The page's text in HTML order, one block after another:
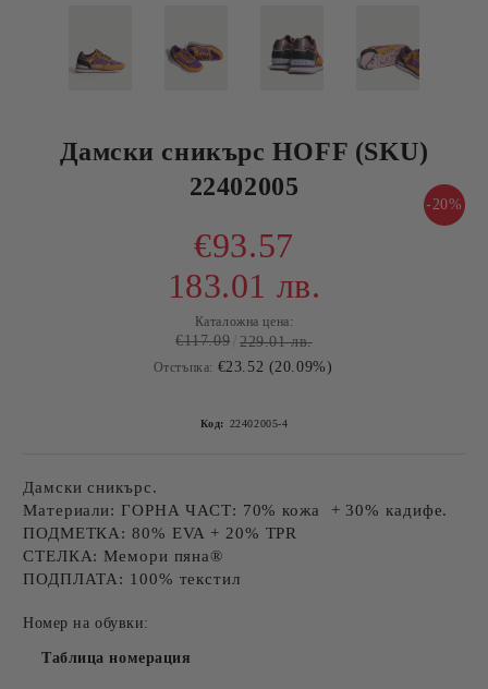
Дамски сникърс HOFF (SKU)
22402005
-20%
€93.57
183.01 лв.
Каталожна цена:
€117.09 229.01 лв.
Отстъпка: €23.52 (20.09%)
Код: 22402005-4
Дамски сникърс.
Материали: ГОРНА ЧАСТ: 70% кожа + 30% кадифе.
ПОДМЕТКА: 80% EVA + 20% TPR
СТЕЛКА: Мемори пяна®
ПОДПЛАТА: 100% текстил
Номер на обувки:
Таблица номерация